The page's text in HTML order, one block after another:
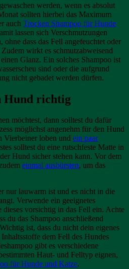
werden, wenn es absolut
sollten hierbei das Maximum
auch Trocken Shampoo für Hunde
lassen sich Verschmutzungen
ohne dass das Fell angefeuchtet oder
wirkt es schmutzabweisend
Glanz. Ein solches Shampoo ist
sind oder die aufgrund
nicht gebadet werden dürfen.
Hund richtig
möchtest, dann solltest du dafür
möglichst angenehm für den Hund
Vierbeiner loben und ein paar
solltest du eine rutschfeste Matte in
Hund sicher stehen kann. Vor dem
einmal ausbürsten, um das
nur lauwarm ist und es nicht in die
Verwende ein geeignetes
dieses vorsichtig in das Fell ein. Achte
du das Shampoo anschließend
ist, dass du nicht dein eigenes
dem Fell des Hundes
gibt es verschiedene
Haut- und Felltyp eignen,
für Hunde und Katze.